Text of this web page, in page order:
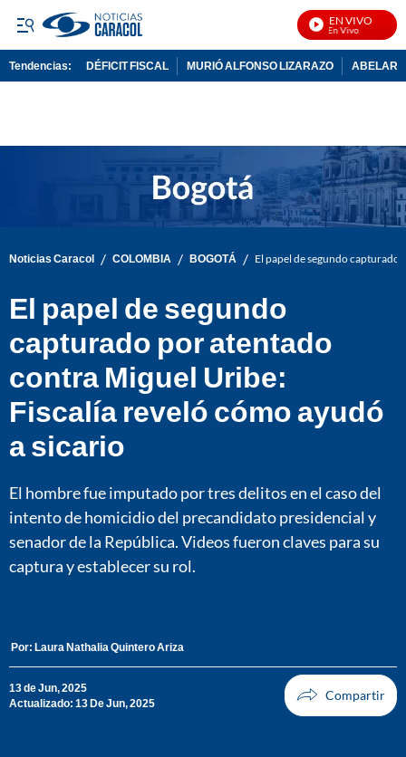
EN VIVO
Tendencias: DÉFICIT FISCAL MURIÓ ALFONSO LIZARAZO
Noticias Caracol / COLOMBIA / BOGOTÁ / El papel de segundo
El papel de segundo
capturado por atentado
contra Miguel Uribe:
Fiscalía reveló cómo ayudó
a sicario
El hombre fue imputado por tres delitos en el caso del
intento de homicidio del precandidato presidencial y
senador de la República. Videos fueron claves para su
captura y establecer su rol.
Por: Laura Nathalia Quintero Ariza
13 de Jun, 2025
Actualizado: 13 De Jun, 2025